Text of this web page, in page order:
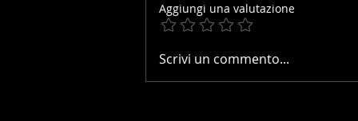
JULLIANGES CEI2*:
Aggiungi una valutazione
Scrivi un commento...